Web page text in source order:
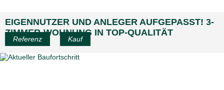
EIGENNUTZER UND ANLEGER AUFGEPASST! 3-
ZIMMER-WOHNUNG IN TOP-QUALITÄT
Referenz Kauf